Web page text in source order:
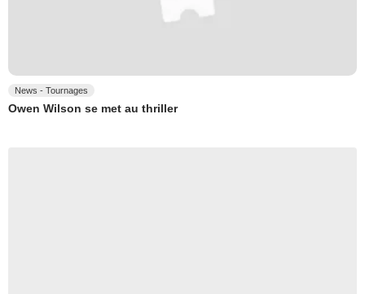
News - Tournages
Owen Wilson se met au thriller